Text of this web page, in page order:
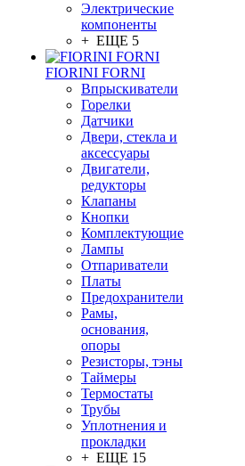
Электрические
компоненты
+ ЕЩЕ 5
FIORINI FORNI
Впрыскиватели
Горелки
Датчики
Двери, стекла и
аксессуары
Двигатели,
редукторы
Клапаны
Кнопки
Комплектующие
Лампы
Отпариватели
Платы
Предохранители
Рамы,
основания,
опоры
Резисторы, тэны
Таймеры
Термостаты
Трубы
Уплотнения и
прокладки
+ ЕЩЕ 15